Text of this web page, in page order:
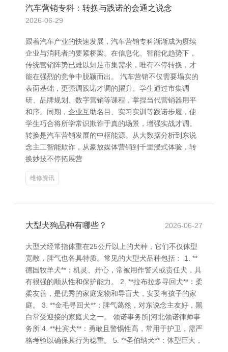
汽车营销专科：转换与践诺的会通之说念
2026-06-29
跟着汽车产业的快速发展，汽车营销专科渐渐成为赓续
企业与消耗者的要紧桥梁。在信息化、智能化趋势下，
传统营销阵势已难以知足市集需求，唯有不停转换，才
能在强烈的竞争中脱颖而出。 汽车营销不仅需要塌实的
表面基础，更强调践诺才调的擢升。学生通过市集调
研、品牌规划、数字营销等课程，掌捏当代营销器用平
和序。同期，企业互助名目、实习实训等践诺步履，使
学生巧合将所学常识欺诈于真的场景，增强实战才调。
转换是汽车营销发展的中枢能源。从大数据分析到东说
念主工智能欺诈，从豪放媒体营销到千里浸式体验，转
换妙技不停拓展营
维修资讯
大型犬狗品种有哪些？ 2026-06-27
大型犬经常指体重在25公斤以上的犬种，它们不仅体型
宽敞，脾气也各具特质。常见的大型犬品种包括： 1. **
德国牧羊犬**：机灵、丹心，常被用作警犬或责任犬，具
有很强的顺从性和保护能力。 2. **拉布拉多寻回犬**：柔
柔友善，是优秀的家庭宠物和导盲犬，安妥有孩子的家
庭。 3. **金毛寻回犬**：脾气蔼然，对东说念主友好，黑
白常受迎接的家庭犬之一。 领诺事务所|河北领诺律师事
务所 4. **杜宾犬**：勇敢且警惕性高，常用于护卫，需严
格考验以确保其行为稳重。 5. **圣伯纳犬**：体型巨大，